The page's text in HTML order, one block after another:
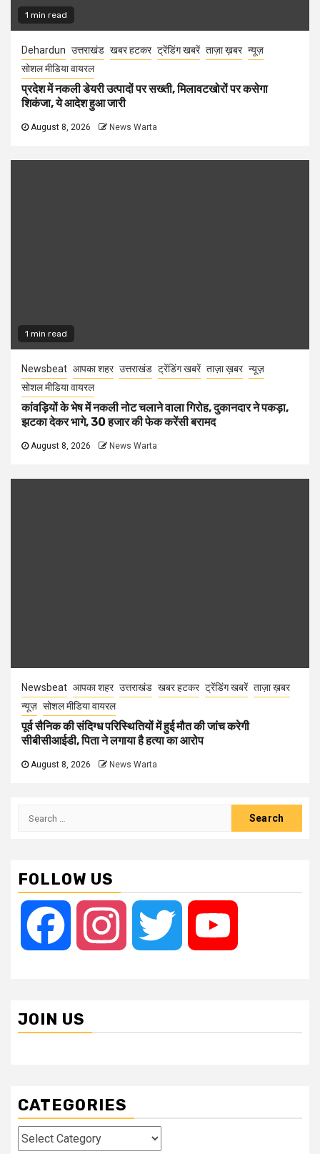
1 min read
Dehardun उत्तराखंड खबर हटकर ट्रेंडिंग खबरें ताज़ा ख़बर न्यूज़
सोशल मीडिया वायरल
प्रदेश में नकली डेयरी उत्पादों पर सख्ती, मिलावटखोरों पर कसेगा
शिकंजा, ये आदेश हुआ जारी
August 8, 2026 News Warta
1 min read
Newsbeat आपका शहर उत्तराखंड ट्रेंडिंग खबरें ताज़ा ख़बर न्यूज़
सोशल मीडिया वायरल
कांवड़ियों के भेष में नकली नोट चलाने वाला गिरोह, दुकानदार ने पकड़ा,
झटका देकर भागे, 30 हजार की फेक करेंसी बरामद
August 8, 2026 News Warta
Newsbeat आपका शहर उत्तराखंड खबर हटकर ट्रेंडिंग खबरें ताज़ा ख़बर
न्यूज़ सोशल मीडिया वायरल
पूर्व सैनिक की संदिग्ध परिस्थितियों में हुई मौत की जांच करेगी
सीबीसीआईडी, पिता ने लगाया है हत्या का आरोप
August 8, 2026 News Warta
Search
FOLLOW US
Facebook Instagram Twitter
JOIN US
CATEGORIES
Categories